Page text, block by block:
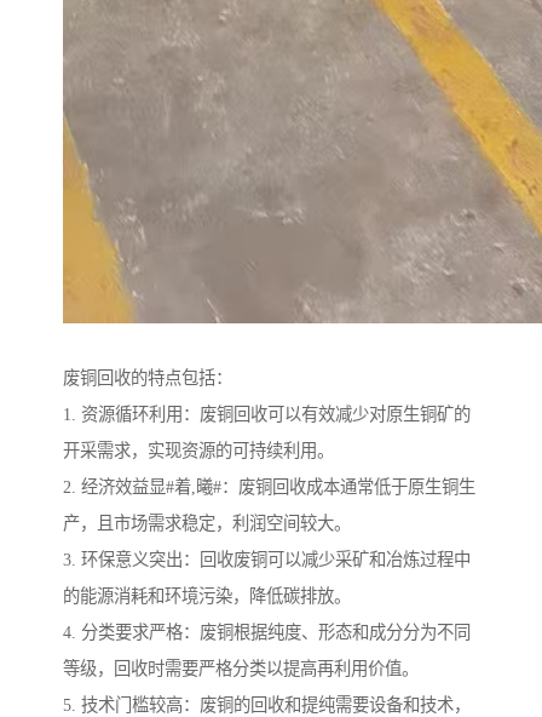
废铜回收的特点包括：
1. 资源循环利用：废铜回收可以有效减少对原生铜矿的
开采需求，实现资源的可持续利用。
2. 经济效益显#着,曦#：废铜回收成本通常低于原生铜生
产，且市场需求稳定，利润空间较大。
3. 环保意义突出：回收废铜可以减少采矿和冶炼过程中
的能源消耗和环境污染，降低碳排放。
4. 分类要求严格：废铜根据纯度、形态和成分分为不同
等级，回收时需要严格分类以提高再利用价值。
5. 技术门槛较高：废铜的回收和提纯需要设备和技术，